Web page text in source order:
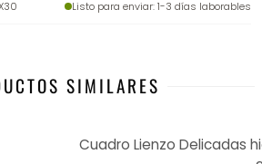
Listo para enviar: 1-3 días laborables
SIMILARES
Cuadro Lienzo Delicadas